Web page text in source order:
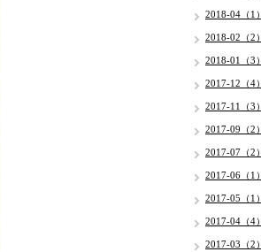
2018-04（1）
2018-02（2）
2018-01（3）
2017-12（4）
2017-11（3）
2017-09（2）
2017-07（2）
2017-06（1）
2017-05（1）
2017-04（4）
2017-03（2）